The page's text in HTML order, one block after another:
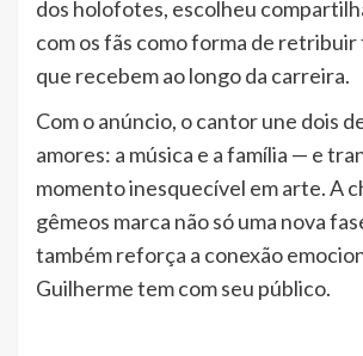
dos holofotes, escolheu
com os fãs como forma de
que recebem ao longo da carreira.
Com o anúncio, o cantor une dois
amores: a música e a família — e
momento inesquecível em arte. A
gêmeos marca não só uma nova
também reforça a conexão
Guilherme tem com seu público.